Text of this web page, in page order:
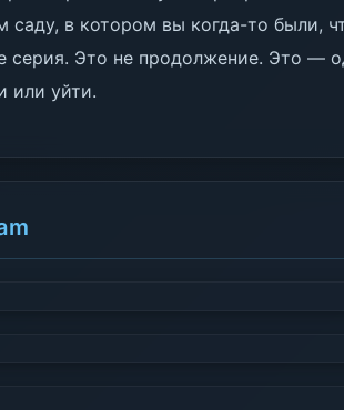
саду, в котором вы когда-то были,
серия. Это не продолжение. Это —
или уйти.